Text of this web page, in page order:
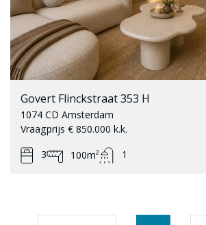
Govert Flinckstraat 353 H
1074 CD Amsterdam
Vraagprijs € 850.000 k.k.
3
100m² 1